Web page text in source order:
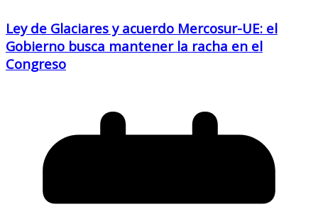
Ley de Glaciares y acuerdo Mercosur-UE: el
Gobierno busca mantener la racha en el
Congreso